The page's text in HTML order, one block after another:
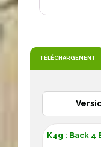
TÉLÉCHARGEMENT
K4g : Back 4